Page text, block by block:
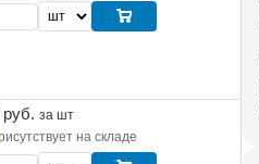
руб. за шт
на складе